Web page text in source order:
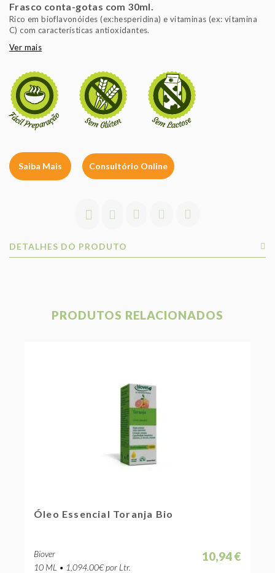
Frasco conta-gotas com 30ml.
Rico em bioflavonóides (ex:hesperidina) e vitaminas (ex: vitamina
C) com características antioxidantes.
Ver mais
Saiba Mais Consultório Online
DETALHES DO PRODUTO
PRODUTOS RELACIONADOS
Óleo Essencial Toranja Bio
Biover
10 ML • 1,094.00€ por Ltr.
10,94 €